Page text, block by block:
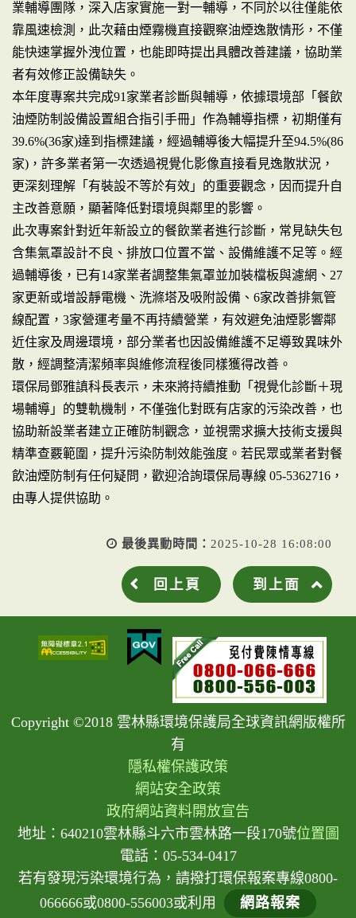
業輔導團隊，深入店家實施一對一輔導，不同於以往僅能依
靠風速檢測，此次藉由煙霧機直接觀察油煙逸散情形，不僅
能快速掌握外洩位置，也能即時提出具體改善建議，協助業
者有效修正設備缺失。
本年度專案共完成91家業者診斷與輔導，依據環境部「餐飲
油煙防制設備設置組合指引手冊」作為輔導指標，初期僅有
39.6%(36家)達到指標建議，經過輔導後大幅提升至94.5%(86
家)，許多業者第一次透過視覺化影像直接看見逸散狀況，
更深刻理解「有裝設不等於有效」的重要觀念，因而提升自
主改善意願，顯著降低對環境與鄰里的影響。
此次專案針對近年新設立的餐飲業者進行診斷，常見缺失包
含集氣罩設計不良、排放口位置不當、設備維護不足等。經
過輔導後，已有14家業者調整集氣罩並加裝檔板與濾網、27
家更新或增設靜電機、洗滌塔及吸附設備、6家改善排氣管
線配置，3家營運考量不再持續營業，有效避免油煙影響鄰
近住家及周邊環境，部分業者也因設備維護不足導致異味外
散，經調整清潔頻率與維修流程後同樣獲得改善。
環保局鄧雅謓科長表示，未來將持續推動「視覺化診斷＋現
場輔導」的雙軌機制，不僅強化對既有店家的污染改善，也
協助新設業者建立正確防制觀念，並視需求擴大技術支援與
精準查覈範圍，提升污染防制效能強度。若民眾或業者對餐
飲油煙防制有任何疑問，歡迎洽詢環保局專線 05-5362716，
由專人提供協助。
最後異動時間： 2025-10-28 16:08:00
回上頁 到上面
Copyright ©2018 雲林縣環境保護局全球資訊網版權所
有
隱私權保護政策
網站安全政策
政府網站資料開放宣告
地址：640210雲林縣斗六市雲林路一段170號位置圖
電話：05-534-0417
若有發現污染環境行為，請撥打環保報案專線0800-
066666或0800-556003或利用
網路報案